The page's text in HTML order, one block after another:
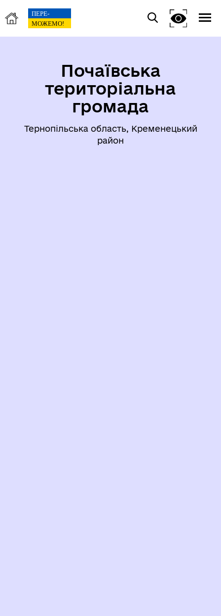
Почаївська
територіальна
громада
Тернопільська область, Кременецький
район